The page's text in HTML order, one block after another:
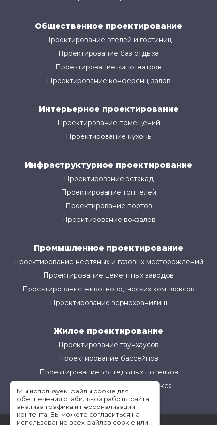
Общественное проектирование
Проектирование отелей и гостиниц
Проектирование баз отдыха
Проектирование кинотеатров
Проектирование конференц-залов
Интерьерное проектирование
Проектирование помещений
Проектирование кухонь
Инфраструктурное проектирование
Проектирование эстакад
Проектирование тоннелей
Проектирование портов
Проектирование вокзалов
Промышленное проектирование
Проектирование нефтяных и газовых месторождений
Проектирование цементных заводов
Проектирование животноводческих комплексов
Проектирование зернохранилищ
Жилое проектирование
Проектирование таунхаусов
Проектирование бассейнов
Проектирование коттеджных поселков
Проектирование жилого комплекса
Мы используем файлы cookie для
обеспечения стабильной работы сайта,
анализа трафика и персонализации
контента. Вы можете согласиться на
использование всех файлов cookie или